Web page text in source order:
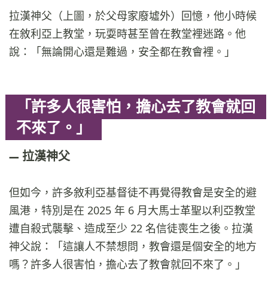
拉漢神父（上圖，於父母家廢墟外）回憶，他小時候
在敘利亞上教堂，玩耍時甚至曾在教堂裡迷路。他
說：「無論開心還是難過，安全都在教會裡。」
「許多人很害怕，擔心去了教會就回
不來了。」
拉漢神父
但如今，許多敘利亞基督徒不再覺得教會是安全的避
風港，特別是在 2025 年 6 月大馬士革聖以利亞教堂
遭自殺式襲擊、造成至少 22 名信徒喪生之後。拉漢
神父說：「這讓人不禁想問，教會還是個安全的地方
嗎？許多人很害怕，擔心去了教會就回不來了。」